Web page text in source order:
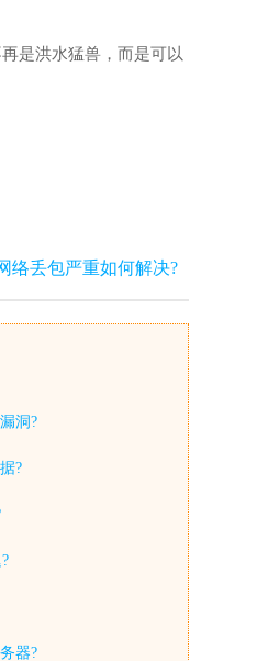
是洪水猛兽，而是可以
络丢包严重如何解决?
洞?
?
器?